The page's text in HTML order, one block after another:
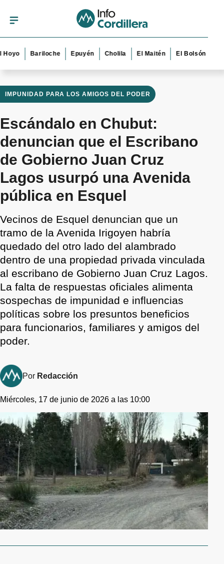
Bariloche Epuyén Cholila El Maitén El Bolsón Esquel
IMPUNIDAD PARA LOS AMIGOS DEL PODER
Escándalo en Chubut:
denuncian que el Escribano
de Gobierno Juan Cruz
Lagos usurpó una Avenida
pública en Esquel
Vecinos de Esquel denuncian que un
tramo de la Avenida Irigoyen habría
quedado del otro lado del alambrado
dentro de una propiedad privada vinculada
al escribano de Gobierno Juan Cruz Lagos.
La falta de respuestas oficiales alimenta
sospechas de impunidad e influencias
políticas sobre los presuntos beneficios
para funcionarios, familiares y amigos del
poder.
Por Redacción
Miércoles, 17 de junio de 2026 a las 10:00